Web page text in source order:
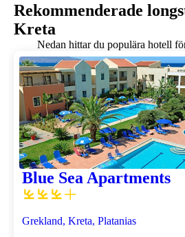
Rekommenderade
Kreta
Nedan hittar du populära hotell
Blue Sea Apartments
Grekland, Kreta, Platanias